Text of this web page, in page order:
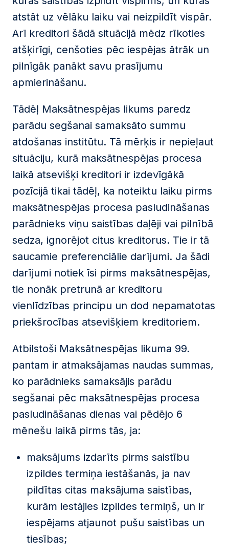
atstāt uz vēlāku laiku vai neizpildīt vispār.
Arī kreditori šādā situācijā mēdz rīkoties
atšķirīgi, cenšoties pēc iespējas ātrāk un
pilnīgāk panākt savu prasījumu
apmierināšanu.
Tādēļ Maksātnespējas likums paredz
parādu segšanai samaksāto summu
atdošanas institūtu. Tā mērķis ir nepieļaut
situāciju, kurā maksātnespējas procesa
laikā atsevišķi kreditori ir izdevīgākā
pozīcijā tikai tādēļ, ka noteiktu laiku pirms
maksātnespējas procesa pasludināšanas
parādnieks viņu saistības daļēji vai pilnībā
sedza, ignorējot citus kreditorus. Tie ir tā
saucamie preferenciālie darījumi. Ja šādi
darījumi notiek īsi pirms maksātnespējas,
tie nonāk pretrunā ar kreditoru
vienlīdzības principu un dod nepamatotas
priekšrocības atsevišķiem kreditoriem.
Atbilstoši Maksātnespējas likuma 99.
pantam ir atmaksājamas naudas summas,
ko parādnieks samaksājis parādu
segšanai pēc maksātnespējas procesa
pasludināšanas dienas vai pēdējo 6
mēnešu laikā pirms tās, ja:
maksājums izdarīts pirms saistību
izpildes termiņa iestāšanās, ja nav
pildītas citas maksājuma saistības,
kurām iestājies izpildes termiņš, un ir
iespējams atjaunot pušu saistības un
tiesības;